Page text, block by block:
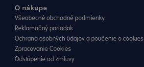
O nákupe
Všeobecné obchodné podmienky
Reklamačný poriadok
Ochrana osobných údajov a poučenie o cookies
Zpracovanie Cookies
Odstúpenie od zmluvy